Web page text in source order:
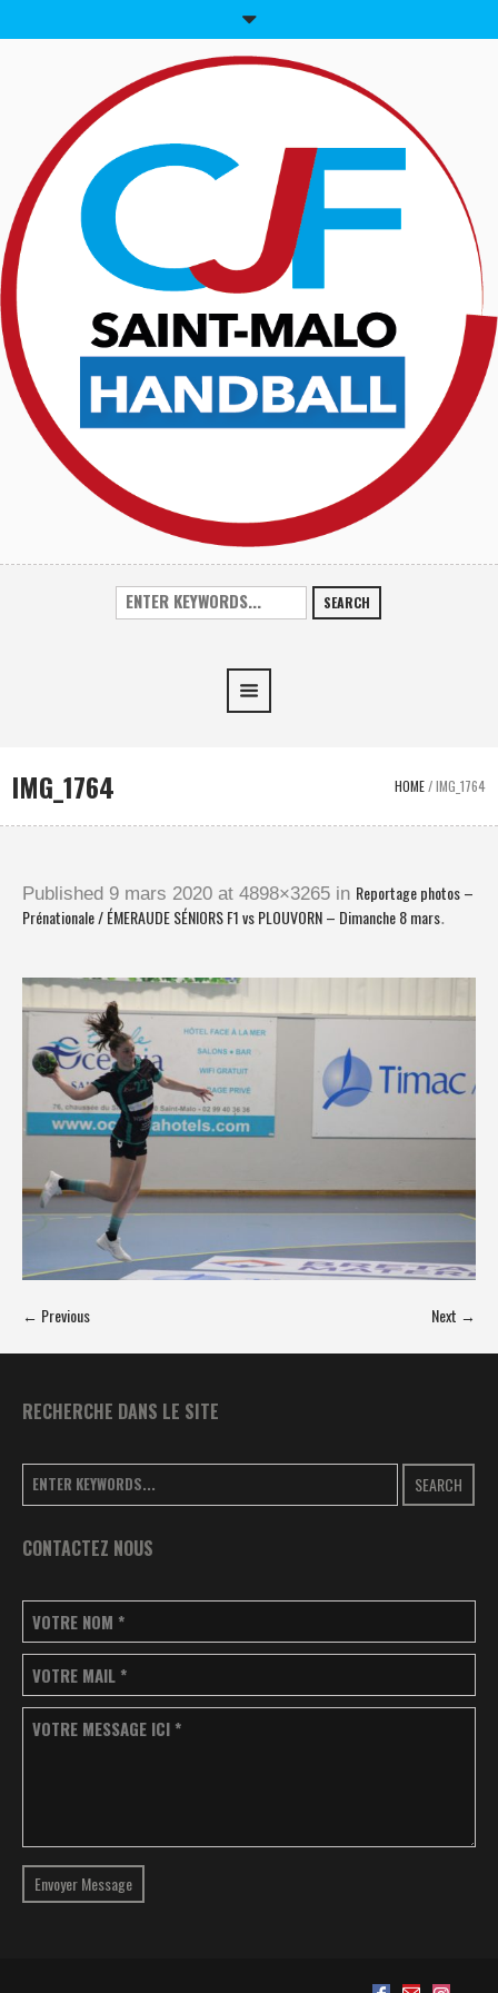
SEARCH
IMG_1764 HOME/IMG_1764
Published 9 mars 2020 at 4898×3265 in Reportage photos –
Prénationale / ÉMERAUDE SÉNIORS F1 vs PLOUVORN – Dimanche 8 mars.
← Previous Next →
RECHERCHE DANS LE SITE
SEARCH
CONTACTEZ NOUS
VOTRE NOM *
VOTRE MAIL *
VOTRE MESSAGE ICI *
Envoyer Message